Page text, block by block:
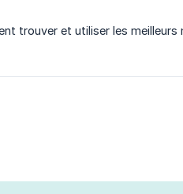
trouver et utiliser les